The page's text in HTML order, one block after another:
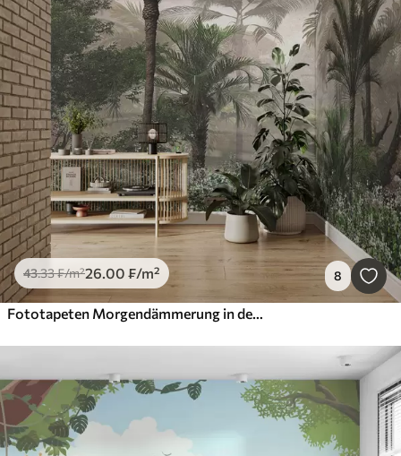
43.33₣/m²26.00 ₣/m² 8
Fototapeten Morgendämmerung in den Tropen